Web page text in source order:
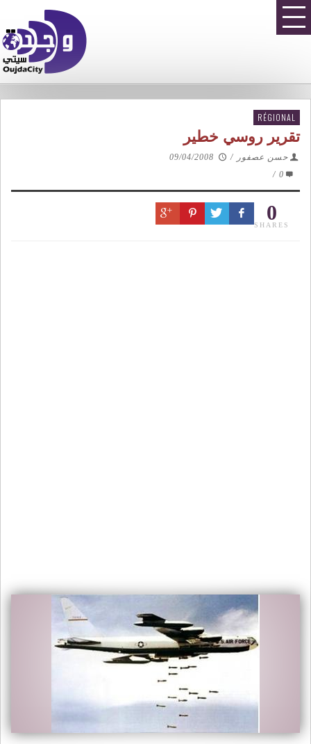
RÉGIONAL
تقرير روسي خطير
حسن عصفور /
09/04/2008
0
/
0
SHARES